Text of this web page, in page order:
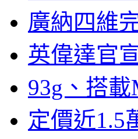
廣納四維
英偉達官
93g、搭
定價近1.5